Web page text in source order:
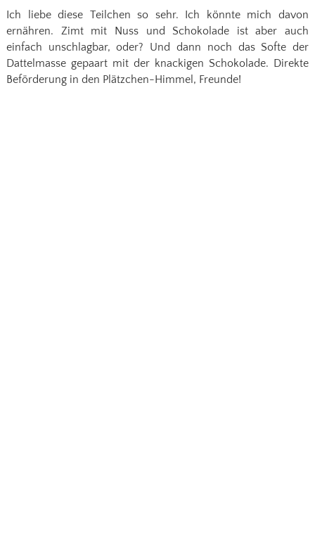
Ich liebe diese Teilchen so sehr. Ich könnte mich davon
ernähren. Zimt mit Nuss und Schokolade ist aber auch
einfach unschlagbar, oder? Und dann noch das Softe der
Dattelmasse gepaart mit der knackigen Schokolade. Direkte
Beförderung in den Plätzchen-Himmel, Freunde!